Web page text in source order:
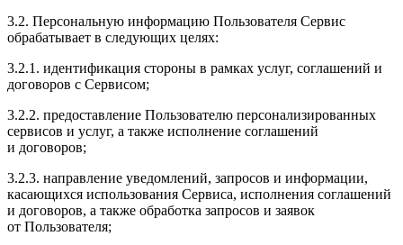
3.2. Персональную информацию Пользователя Сервис
обрабатывает в следующих целях:
3.2.1. идентификация стороны в рамках услуг, соглашений и
договоров с Сервисом;
3.2.2. предоставление Пользователю персонализированных
сервисов и услуг, а также исполнение соглашений
и договоров;
3.2.3. направление уведомлений, запросов и информации,
касающихся использования Сервиса, исполнения соглашений
и договоров, а также обработка запросов и заявок
от Пользователя;